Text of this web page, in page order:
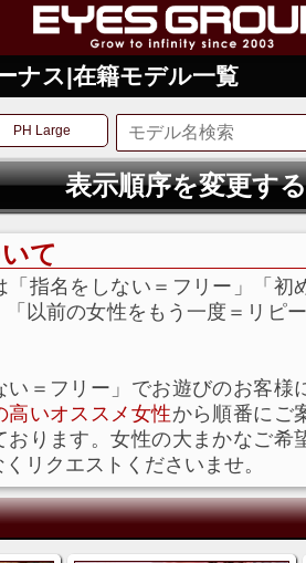
ナス|在籍モデル一覧
PH Large
表示順序を変更する
て
「指名をしない＝フリー」「初
以前の女性をもう一度＝リピ
い＝フリー」でお遊びのお客様
高いオススメ女性から順番にご
おります。女性の大まかなご希
リクエストくださいませ。